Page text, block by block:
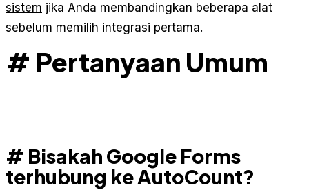
sistem jika Anda membandingkan beberapa alat
sebelum memilih integrasi pertama.
# Pertanyaan Umum
# Bisakah Google Forms
terhubung ke AutoCount?